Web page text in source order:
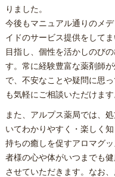
りました。
今後もマニュアル通りのメ
イドのサービス提供をして
目指し、個性を活かしのび
す。常に経験豊富な薬剤師
で、不安なことや疑問に思
も気軽にご相談いただけます
また、アルプス薬局では、
いてわかりやすく・楽しく
持ちの癒しを促すアロマグ
者様の心や体がいつまでも
させていただきます。なお